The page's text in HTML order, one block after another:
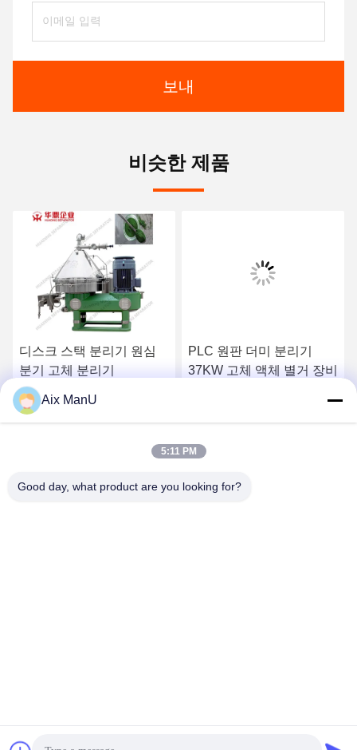
보내
비슷한 제품
디스크 스택 분리기 원심
분기 고체 분리기
가장 좋은 가격 을 구하
PLC 원판 더미 분리기
37KW 고체 액체 별거 장비
가장 좋은 가격 을 구하
YIXING HUADING MACHINERY CO.,LTD. 모든 권리는 보호
Aix ManU
5:11 PM
Good day, what product are you looking for?